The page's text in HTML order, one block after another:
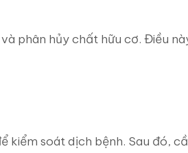
phân hủy chất hữu cơ. Điều
kiểm soát dịch bệnh. Sau đó,